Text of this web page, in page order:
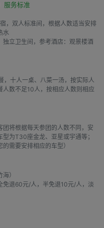
服务标准
，双人标准间，根据人数适当安排
水
立卫生间，参考酒店：观景楼酒
，十人一桌、八菜一汤，按实际人
数不足10人，按相应人数则相应
将根据每天参团的人数不同，安
为T30座金龙、亚星或宇通等；
需要安排相应的车型）
）
免退60元/人，半免退10元/人，淡